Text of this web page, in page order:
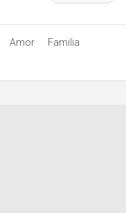
Amor
Familia